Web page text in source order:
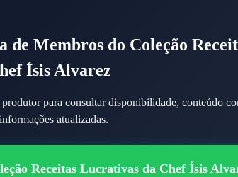
de Membros do Coleção
Ísis Alvarez
para consultar disponibilidade, conteúdo
atualizadas.
Receitas Lucrativas da Chef Ísis